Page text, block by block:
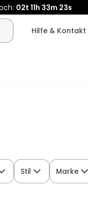
02t 11h 33m 22s
Hilfe & Kontakt
Stil Marke